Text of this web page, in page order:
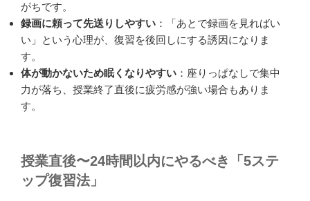
がちです。
録画に頼って先送りしやすい ：「あとで録画を見ればい
い」という心理が、復習を後回しにする誘因になりま
す。
体が動かないため眠くなりやすい ：座りっぱなしで集中
力が落ち、授業終了直後に疲労感が強い場合もありま
す。
授業直後〜24時間以内にやるべき「5ステ
ップ復習法」